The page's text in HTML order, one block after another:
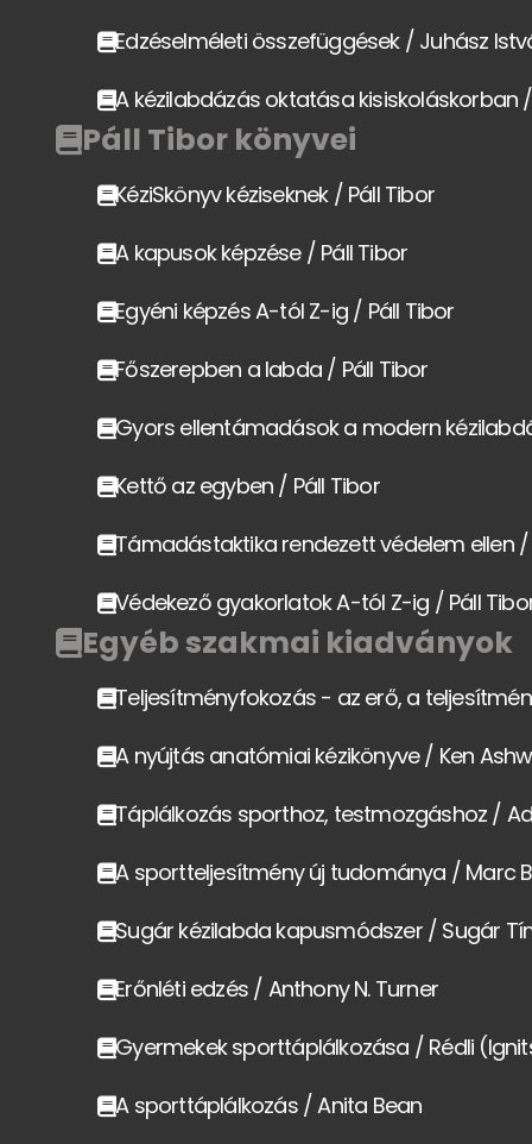
Edzéselméleti összefüggések / Juhász
A kézilabdázás oktatása kisiskoláskorban
Páll Tibor könyvei
KéziSkönyv kéziseknek / Páll Tibor
A kapusok képzése / Páll Tibor
Egyéni képzés A-tól Z-ig / Páll Tibor
Főszerepben a labda / Páll Tibor
Gyors ellentámadások a modern
Kettő az egyben / Páll Tibor
Támadástaktika rendezett védelem ellen /
Védekező gyakorlatok A-tól Z-ig / Páll
Egyéb szakmai kiadványok
Teljesítményfokozás - az erő, a
A nyújtás anatómiai kézikönyve / Ken
Táplálkozás sporthoz, testmozgáshoz /
A sportteljesítmény új tudománya / Marc
Sugár kézilabda kapusmódszer / Sugár
Erőnléti edzés / Anthony N. Turner
Gyermekek sporttáplálkozása / Rédli
A sporttáplálkozás / Anita Bean